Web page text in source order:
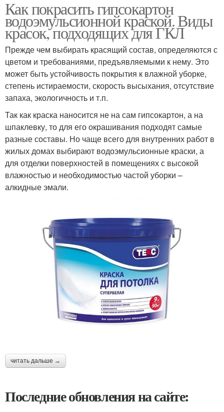
Как покрасить гипсокартон
водоэмульсионной краской. Виды
красок, подходящих для ГКЛ
Прежде чем выбирать красящий состав, определяются с
цветом и требованиями, предъявляемыми к нему. Это
может быть устойчивость покрытия к влажной уборке,
степень истираемости, скорость высыхания, отсутствие
запаха, экологичность и т.п.
Так как краска наносится не на сам гипсокартон, а на
шпаклевку, то для его окрашивания подходят самые
разные составы. Но чаще всего для внутренних работ в
жилых домах выбирают водоэмульсионные краски, а
для отделки поверхностей в помещениях с высокой
влажностью и необходимостью частой уборки –
алкидные эмали.
читать дальше →
Последние обновления на сайте: